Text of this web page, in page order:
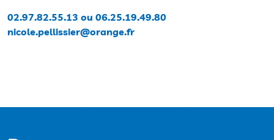
02.97.82.55.13 ou 06.25.19.49.80
nicole.pellissier@orange.fr